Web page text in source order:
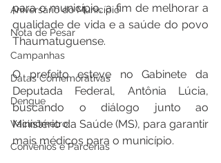
Aniversário do Município
Nota de Pesar
Campanhas
Datas Comemorativas
Dengue
Vacinômetro
Convênios e Parcerias
para o município, a fim de melhorar a
qualidade de vida e a saúde do povo
Thaumatuguense.
O prefeito esteve no Gabinete da
Deputada Federal, Antônia Lúcia,
buscando o diálogo junto ao
Ministério da Saúde (MS), para garantir
mais médicos para o município.